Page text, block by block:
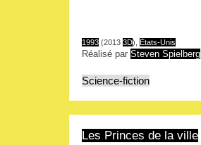
1993 (2013 3D), États-Unis
Réalisé par Steven Spielberg
Science-fiction
Les Princes de la ville